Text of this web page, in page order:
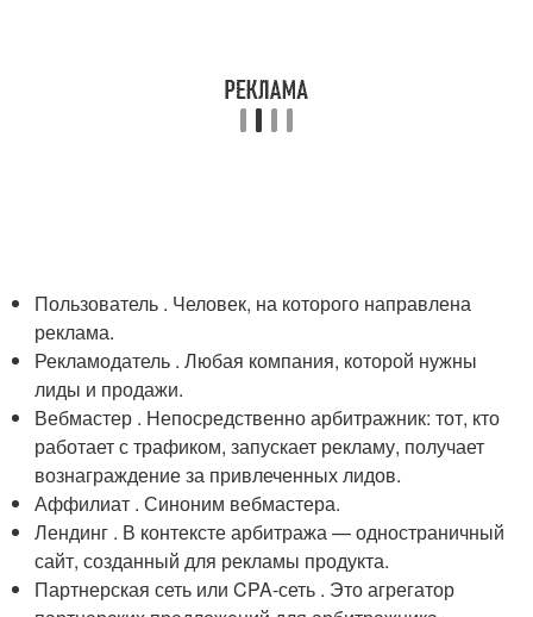
Пользователь . Человек, на которого направлена
реклама.
Рекламодатель . Любая компания, которой нужны
лиды и продажи.
Вебмастер . Непосредственно арбитражник: тот, кто
работает с трафиком, запускает рекламу, получает
вознаграждение за привлеченных лидов.
Аффилиат . Синоним вебмастера.
Лендинг . В контексте арбитража — одностраничный
сайт, созданный для рекламы продукта.
Партнерская сеть или CPA-сеть . Это агрегатор